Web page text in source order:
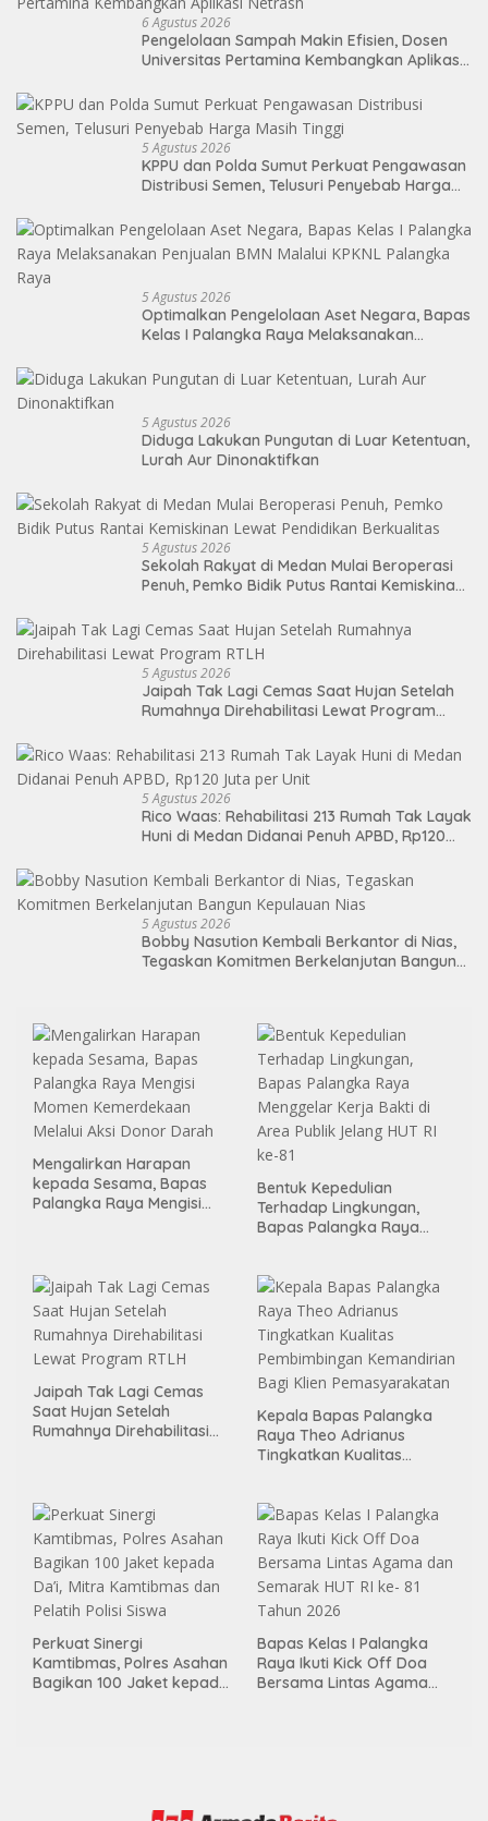
6 Agustus 2026
Pengelolaan Sampah Makin Efisien, Dosen
Universitas Pertamina Kembangkan Aplikasi
5 Agustus 2026
KPPU dan Polda Sumut Perkuat Pengawasan
Distribusi Semen, Telusuri Penyebab Harga
5 Agustus 2026
Optimalkan Pengelolaan Aset Negara, Bapas
Kelas I Palangka Raya Melaksanakan
5 Agustus 2026
Diduga Lakukan Pungutan di Luar Ketentuan,
Lurah Aur Dinonaktifkan
5 Agustus 2026
Sekolah Rakyat di Medan Mulai Beroperasi
Penuh, Pemko Bidik Putus Rantai Kemiskinan
5 Agustus 2026
Jaipah Tak Lagi Cemas Saat Hujan Setelah
Rumahnya Direhabilitasi Lewat Program
5 Agustus 2026
Rico Waas: Rehabilitasi 213 Rumah Tak Layak
Huni di Medan Didanai Penuh APBD, Rp120
5 Agustus 2026
Bobby Nasution Kembali Berkantor di Nias,
Tegaskan Komitmen Berkelanjutan Bangun
Mengalirkan Harapan
kepada Sesama, Bapas
Palangka Raya Mengisi
Bentuk Kepedulian
Terhadap Lingkungan,
Bapas Palangka Raya
ke-81
Jaipah Tak Lagi Cemas
Saat Hujan Setelah
Rumahnya Direhabilitasi
Kepala Bapas Palangka
Raya Theo Adrianus
Tingkatkan Kualitas
Pemasyarakatan
Perkuat Sinergi
Kamtibmas, Polres Asahan
Bagikan 100 Jaket kepada
Bapas Kelas I Palangka
Raya Ikuti Kick Off Doa
Bersama Lintas Agama